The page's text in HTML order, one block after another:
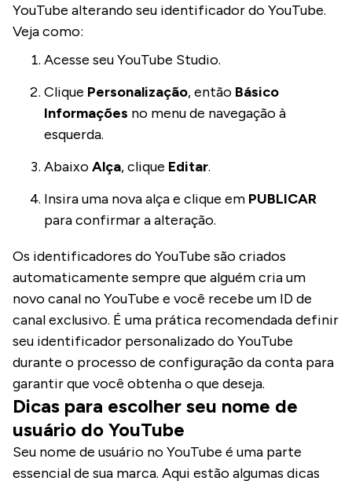
YouTube alterando seu identificador do YouTube.
Veja como:
Acesse seu YouTube Studio.
Clique Personalização, então Básico
Informações no menu de navegação à
esquerda.
AbaixoAlça, clique Editar.
Insira uma nova alça e clique em PUBLICAR
para confirmar a alteração.
Os identificadores do YouTube são criados
automaticamente sempre que alguém cria um
novo canal no YouTube e você recebe um ID de
canal exclusivo. É uma prática recomendada definir
seu identificador personalizado do YouTube
durante o processo de configuração da conta para
garantir que você obtenha o que deseja.
Dicas para escolher seu nome de
usuário do YouTube
Seu nome de usuário no YouTube é uma parte
essencial de sua marca. Aqui estão algumas dicas